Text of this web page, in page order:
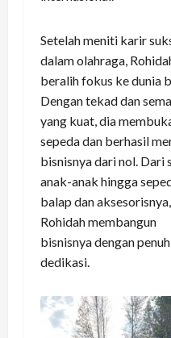
Setelah meniti karir
dalam olahraga,
beralih fokus ke dunia
Dengan tekad dan
yang kuat, dia
sepeda dan berhasil
bisnisnya dari nol. Dari
anak-anak hingga
balap dan aksesorisnya,
Rohidah membangun
bisnisnya dengan penuh
dedikasi.